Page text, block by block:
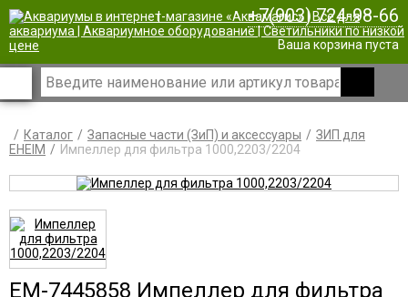
| +7(903) 724-98-66
Ваша корзина пуста
Каталог Запасные части (ЗиП) и аксессуары
ЗИП для
EHEIM
Импеллер для фильтра 1000,2203/2204
EM-7445858 Импеллер для фильтра